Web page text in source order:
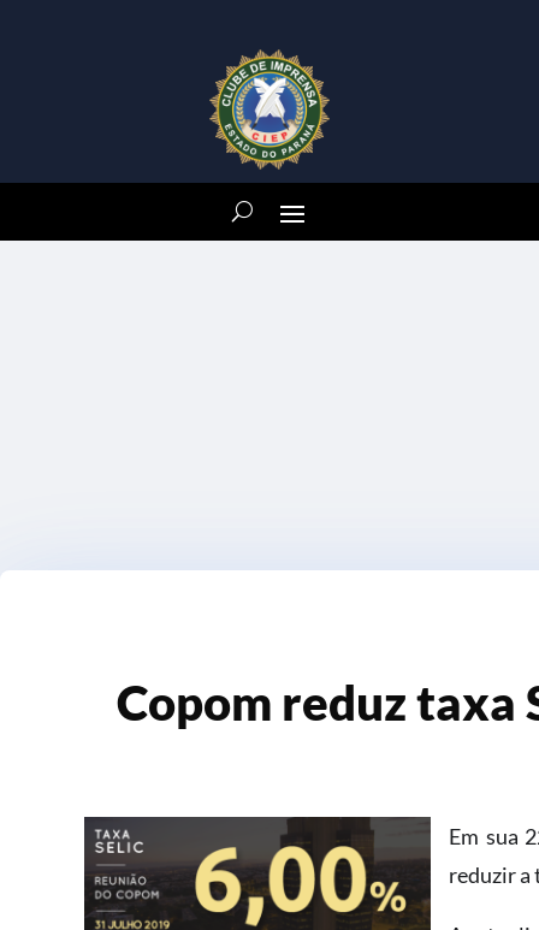
Copom reduz taxa
Em sua
reduzir a